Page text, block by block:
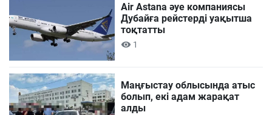
Air Astana әуе компаниясы
Дубайға рейстерді уақытша
тоқтатты
1
Маңғыстау облысында атыс
болып, екі адам жарақат
алды